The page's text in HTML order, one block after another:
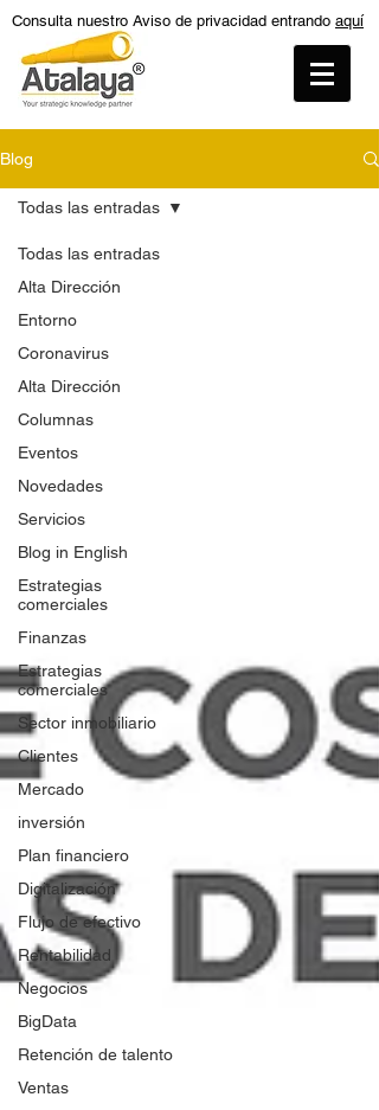
Consulta nuestro Aviso de privacidad entrando aquí
Blog
Todas las entradas
Alta Dirección
Entorno
Coronavirus
Alta Dirección
Columnas
Eventos
Novedades
Servicios
Blog in English
Estrategias
comerciales
Finanzas
Estrategias
comerciales
Sector inmobiliario
Clientes
Mercado
inversión
Plan financiero
Digitalización
Flujo de efectivo
Rentabilidad
Negocios
BigData
Retención de talento
Ventas
Todas las entradas